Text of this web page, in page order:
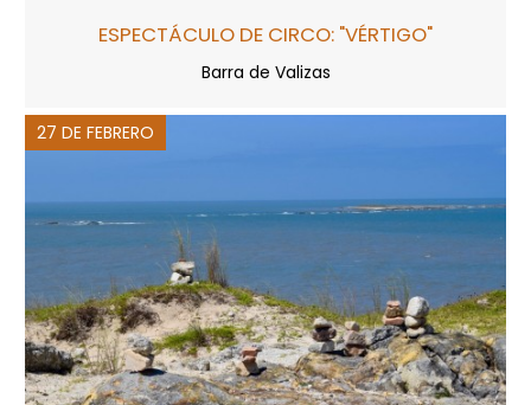
ESPECTÁCULO DE CIRCO: "VÉRTIGO"
Barra de Valizas
27 DE FEBRERO